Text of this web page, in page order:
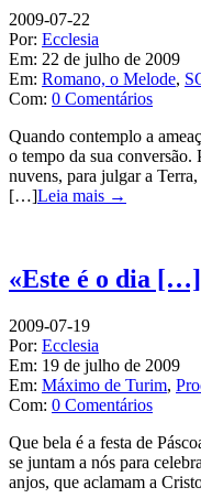
2009-07-22
Por: Ecclesia
Em: 22 de julho de 2009
Em: Romano, o Melode,
Com: 0 Comentários
Quando contemplo a
o tempo da sua conversão.
nuvens, para julgar a
[…]Leia mais →
«Este é o dia […]
2009-07-19
Por: Ecclesia
Em: 19 de julho de 2009
Em: Máximo de Turim,
Com: 0 Comentários
Que bela é a festa de
se juntam a nós para
anjos, que aclamam a